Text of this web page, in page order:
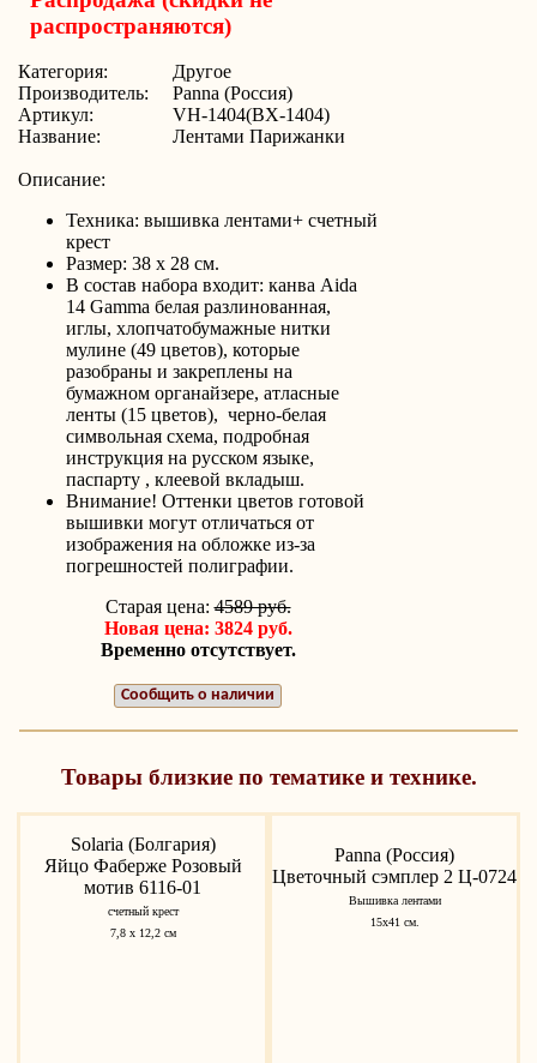
распространяются)
Категория:
Другое
Производитель:
Panna (Россия)
Артикул:
VH-1404(ВХ-1404)
Название:
Лентами Парижанки
Описание:
Техника: вышивка лентами+ счетный
крест
Размер: 38 х 28 см.
В состав набора входит: канва Aida
14 Gamma белая разлинованная,
иглы, хлопчатобумажные нитки
мулине (49 цветов), которые
разобраны и закреплены на
бумажном органайзере, атласные
ленты (15 цветов), черно-белая
символьная схема, подробная
инструкция на русском языке,
паспарту , клеевой вкладыш.
Внимание! Оттенки цветов готовой
вышивки могут отличаться от
изображения на обложке из-за
погрешностей полиграфии.
Старая цена:4589 руб.
Новая цена: 3824 руб.
Временно отсутствует.
Сообщить о наличии
Товары близкие по тематике и технике.
Solaria (Болгария)
Яйцо Фаберже Розовый
мотив 6116-01
счетный крест
7,8 x 12,2 см
Panna (Россия)
Цветочный сэмплер 2 Ц-0724
Вышивка лентами
15х41 см.